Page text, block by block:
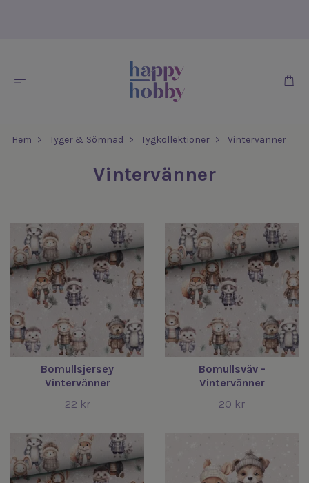
Hem Tyger & Sömnad Tygkollektioner Vintervänner
Vintervänner
Bomullsjersey
Vintervänner
22 kr
Bomullsväv -
Vintervänner
20 kr